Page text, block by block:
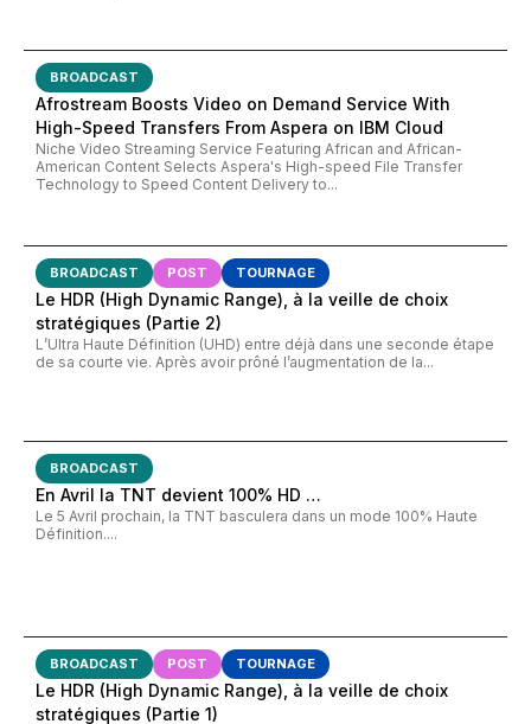
BROADCAST
Afrostream Boosts Video on Demand Service With
High-Speed Transfers From Aspera on IBM Cloud
Niche Video Streaming Service Featuring African and African-
American Content Selects Aspera's High-speed File Transfer
Technology to Speed Content Delivery to...
BROADCAST POST TOURNAGE
Le HDR (High Dynamic Range), à la veille de choix
stratégiques (Partie 2)
L’Ultra Haute Définition (UHD) entre déjà dans une seconde étape
de sa courte vie. Après avoir prôné l’augmentation de la...
BROADCAST
En Avril la TNT devient 100% HD …
Le 5 Avril prochain, la TNT basculera dans un mode 100% Haute
Définition....
BROADCAST POST TOURNAGE
Le HDR (High Dynamic Range), à la veille de choix
stratégiques (Partie 1)